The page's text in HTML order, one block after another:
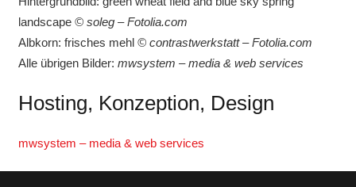
landscape © soleg – Fotolia.com
Albkorn: frisches mehl © contrastwerkstatt – Fotolia.com
Alle übrigen Bilder: mwsystem – media & web services
Hosting, Konzeption, Design
mwsystem – media & web services